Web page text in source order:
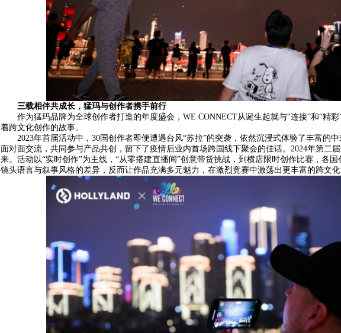
三载相伴共成长，猛玛与创作者携手前行
作为猛玛品牌为全球创作者打造的年度盛会，WE CONNECT从诞生起就与“连接”和“精
着跨文化创作的故事。
2023年首届活动中，30国创作者即便遭遇台风“苏拉”的突袭，依然沉浸式体验了丰富的
面对面交流，共同参与产品共创，留下了疫情后业内首场跨国线下聚会的佳话。2024年第二
来。活动以“实时创作”为主线，“从零搭建直播间”创意带货挑战，到横店限时创作比赛，各国
镜头语言与叙事风格的差异，反而让作品充满多元魅力，在激烈竞赛中激荡出更丰富的跨文化